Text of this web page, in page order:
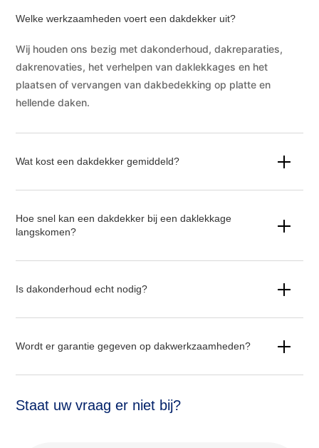
Welke werkzaamheden voert een dakdekker uit?
Wij houden ons bezig met dakonderhoud, dakreparaties,
dakrenovaties, het verhelpen van daklekkages en het
plaatsen of vervangen van dakbedekking op platte en
hellende daken.
Wat kost een dakdekker gemiddeld?
Hoe snel kan een dakdekker bij een daklekkage
langskomen?
Is dakonderhoud echt nodig?
Wordt er garantie gegeven op dakwerkzaamheden?
Staat uw vraag er niet bij?